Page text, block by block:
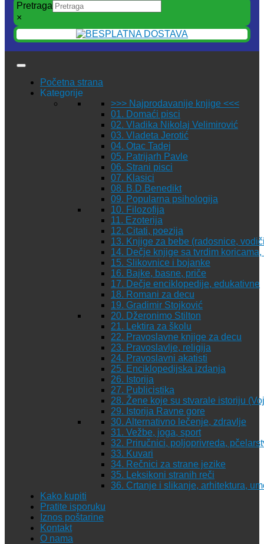
Pretraga
×
Početna strana
Kategorije
>>> Najprodavanije knjige <<<
01. Domaći pisci
02. Vladika Nikolaj Velimirović
03. Vladeta Jerotić
04. Otac Tadej
05. Patrijarh Pavle
06. Strani pisci
07. Klasici
08. B.D.Benedikt
09. Popularna psihologija
10. Filozofija
11. Ezoterija
12. Citati, poezija
13. Knjige za bebe (radosnice,
14. Dečje knjige sa tvrdim
15. Slikovnice i bojanke
16. Bajke, basne, priče
17. Dečje enciklopedije, edukativne
18. Romani za decu
19. Gradimir Stojković
20. Džeronimo Stilton
21. Lektira za školu
22. Pravoslavne knjige za decu
23. Pravoslavlje, religija
24. Pravoslavni akatisti
25. Enciklopedijska izdanja
26. Istorija
27. Publicistika
28. Žene koje su stvarale istoriju
29. Istorija Ravne gore
30. Alternativno lečenje, zdravlje
31. Vežbe, joga, sport
32. Priručnici, poljoprivreda,
33. Kuvari
34. Rečnici za strane jezike
35. Leksikoni stranih reči
36. Crtanje i slikanje, arhitektura,
Kako kupiti
Pratite isporuku
Iznos poštarine
Kontakt
O nama